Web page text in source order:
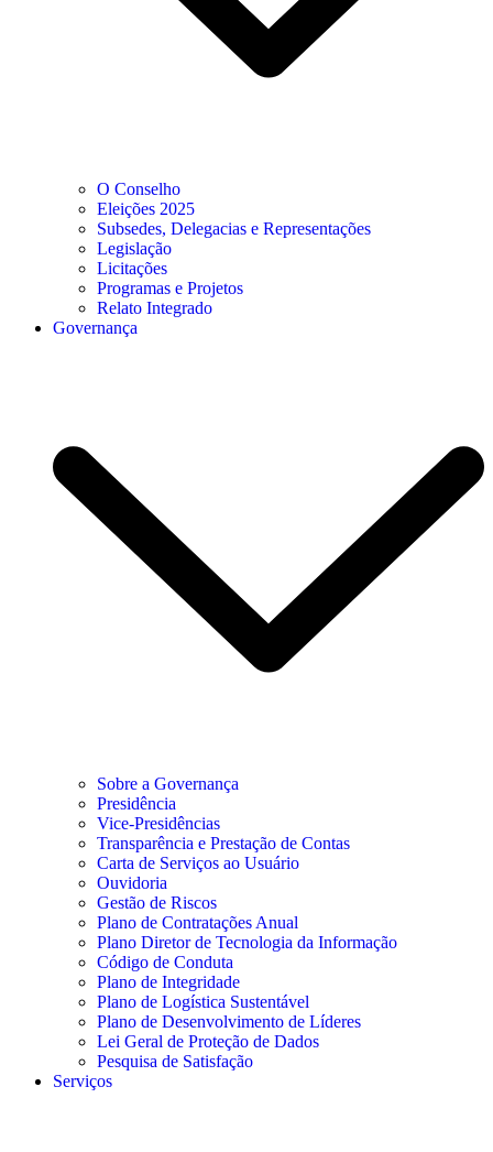
O Conselho
Eleições 2025
Subsedes, Delegacias e Representações
Legislação
Licitações
Programas e Projetos
Relato Integrado
Governança
Sobre a Governança
Presidência
Vice-Presidências
Transparência e Prestação de Contas
Carta de Serviços ao Usuário
Ouvidoria
Gestão de Riscos
Plano de Contratações Anual
Plano Diretor de Tecnologia da Informação
Código de Conduta
Plano de Integridade
Plano de Logística Sustentável
Plano de Desenvolvimento de Líderes
Lei Geral de Proteção de Dados
Pesquisa de Satisfação
Serviços